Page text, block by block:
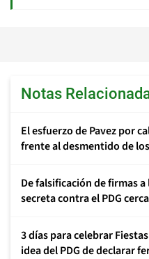
Notas
El esfuerzo de Pavez por
frente al desmentido de
De falsificación de firmas
secreta contra el PDG
3 días para celebrar
idea del PDG de declarar